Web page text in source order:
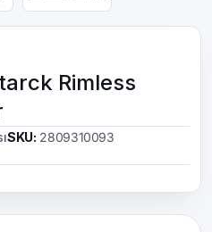
Rimless
SKU: 2809310093